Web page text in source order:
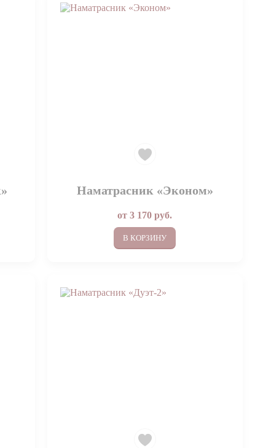
Наматрасник «Эконом»
от3 170 руб.
В КОРЗИНУ